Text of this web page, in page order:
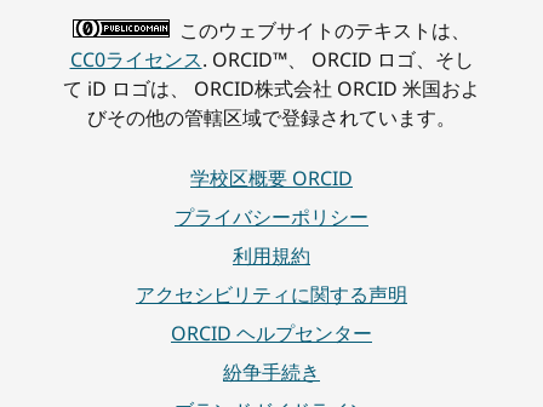
このウェブサイトのテキストは、
CC0ライセンス. ORCID™、 ORCID ロゴ、そし
て iD ロゴは、 ORCID株式会社 ORCID 米国およ
びその他の管轄区域で登録されています。
学校区概要 ORCID
プライバシーポリシー
利用規約
アクセシビリティに関する声明
ORCID ヘルプセンター
紛争手続き